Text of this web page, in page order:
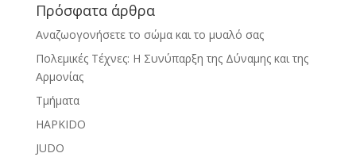
Πρόσφατα άρθρα
Αναζωογονήσετε το σώμα και το μυαλό σας
Πολεμικές Τέχνες: Η Συνύπαρξη της Δύναμης και της
Αρμονίας
Τμήματα
HAPKIDO
JUDO